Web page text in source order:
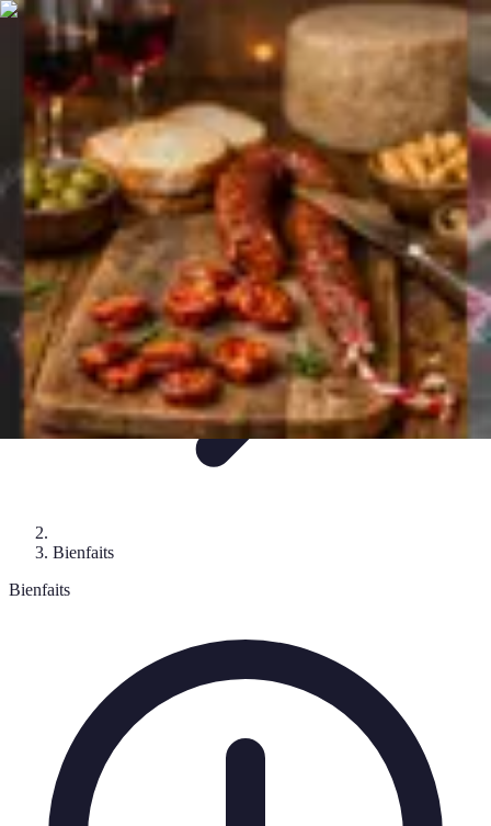
Paleo Cuisine
Nutrition Paléo
Nutrition Santé et Nutrition Nutrition et Santé Recettes
Paleo Cuisine
Bienfaits
Bienfaits